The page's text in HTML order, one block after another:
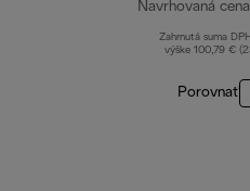
Navrhovaná cena
Zahrnutá suma
výške 100,79 €
Porovnať